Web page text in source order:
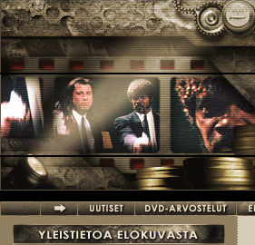
Hyppää pääsisältöön